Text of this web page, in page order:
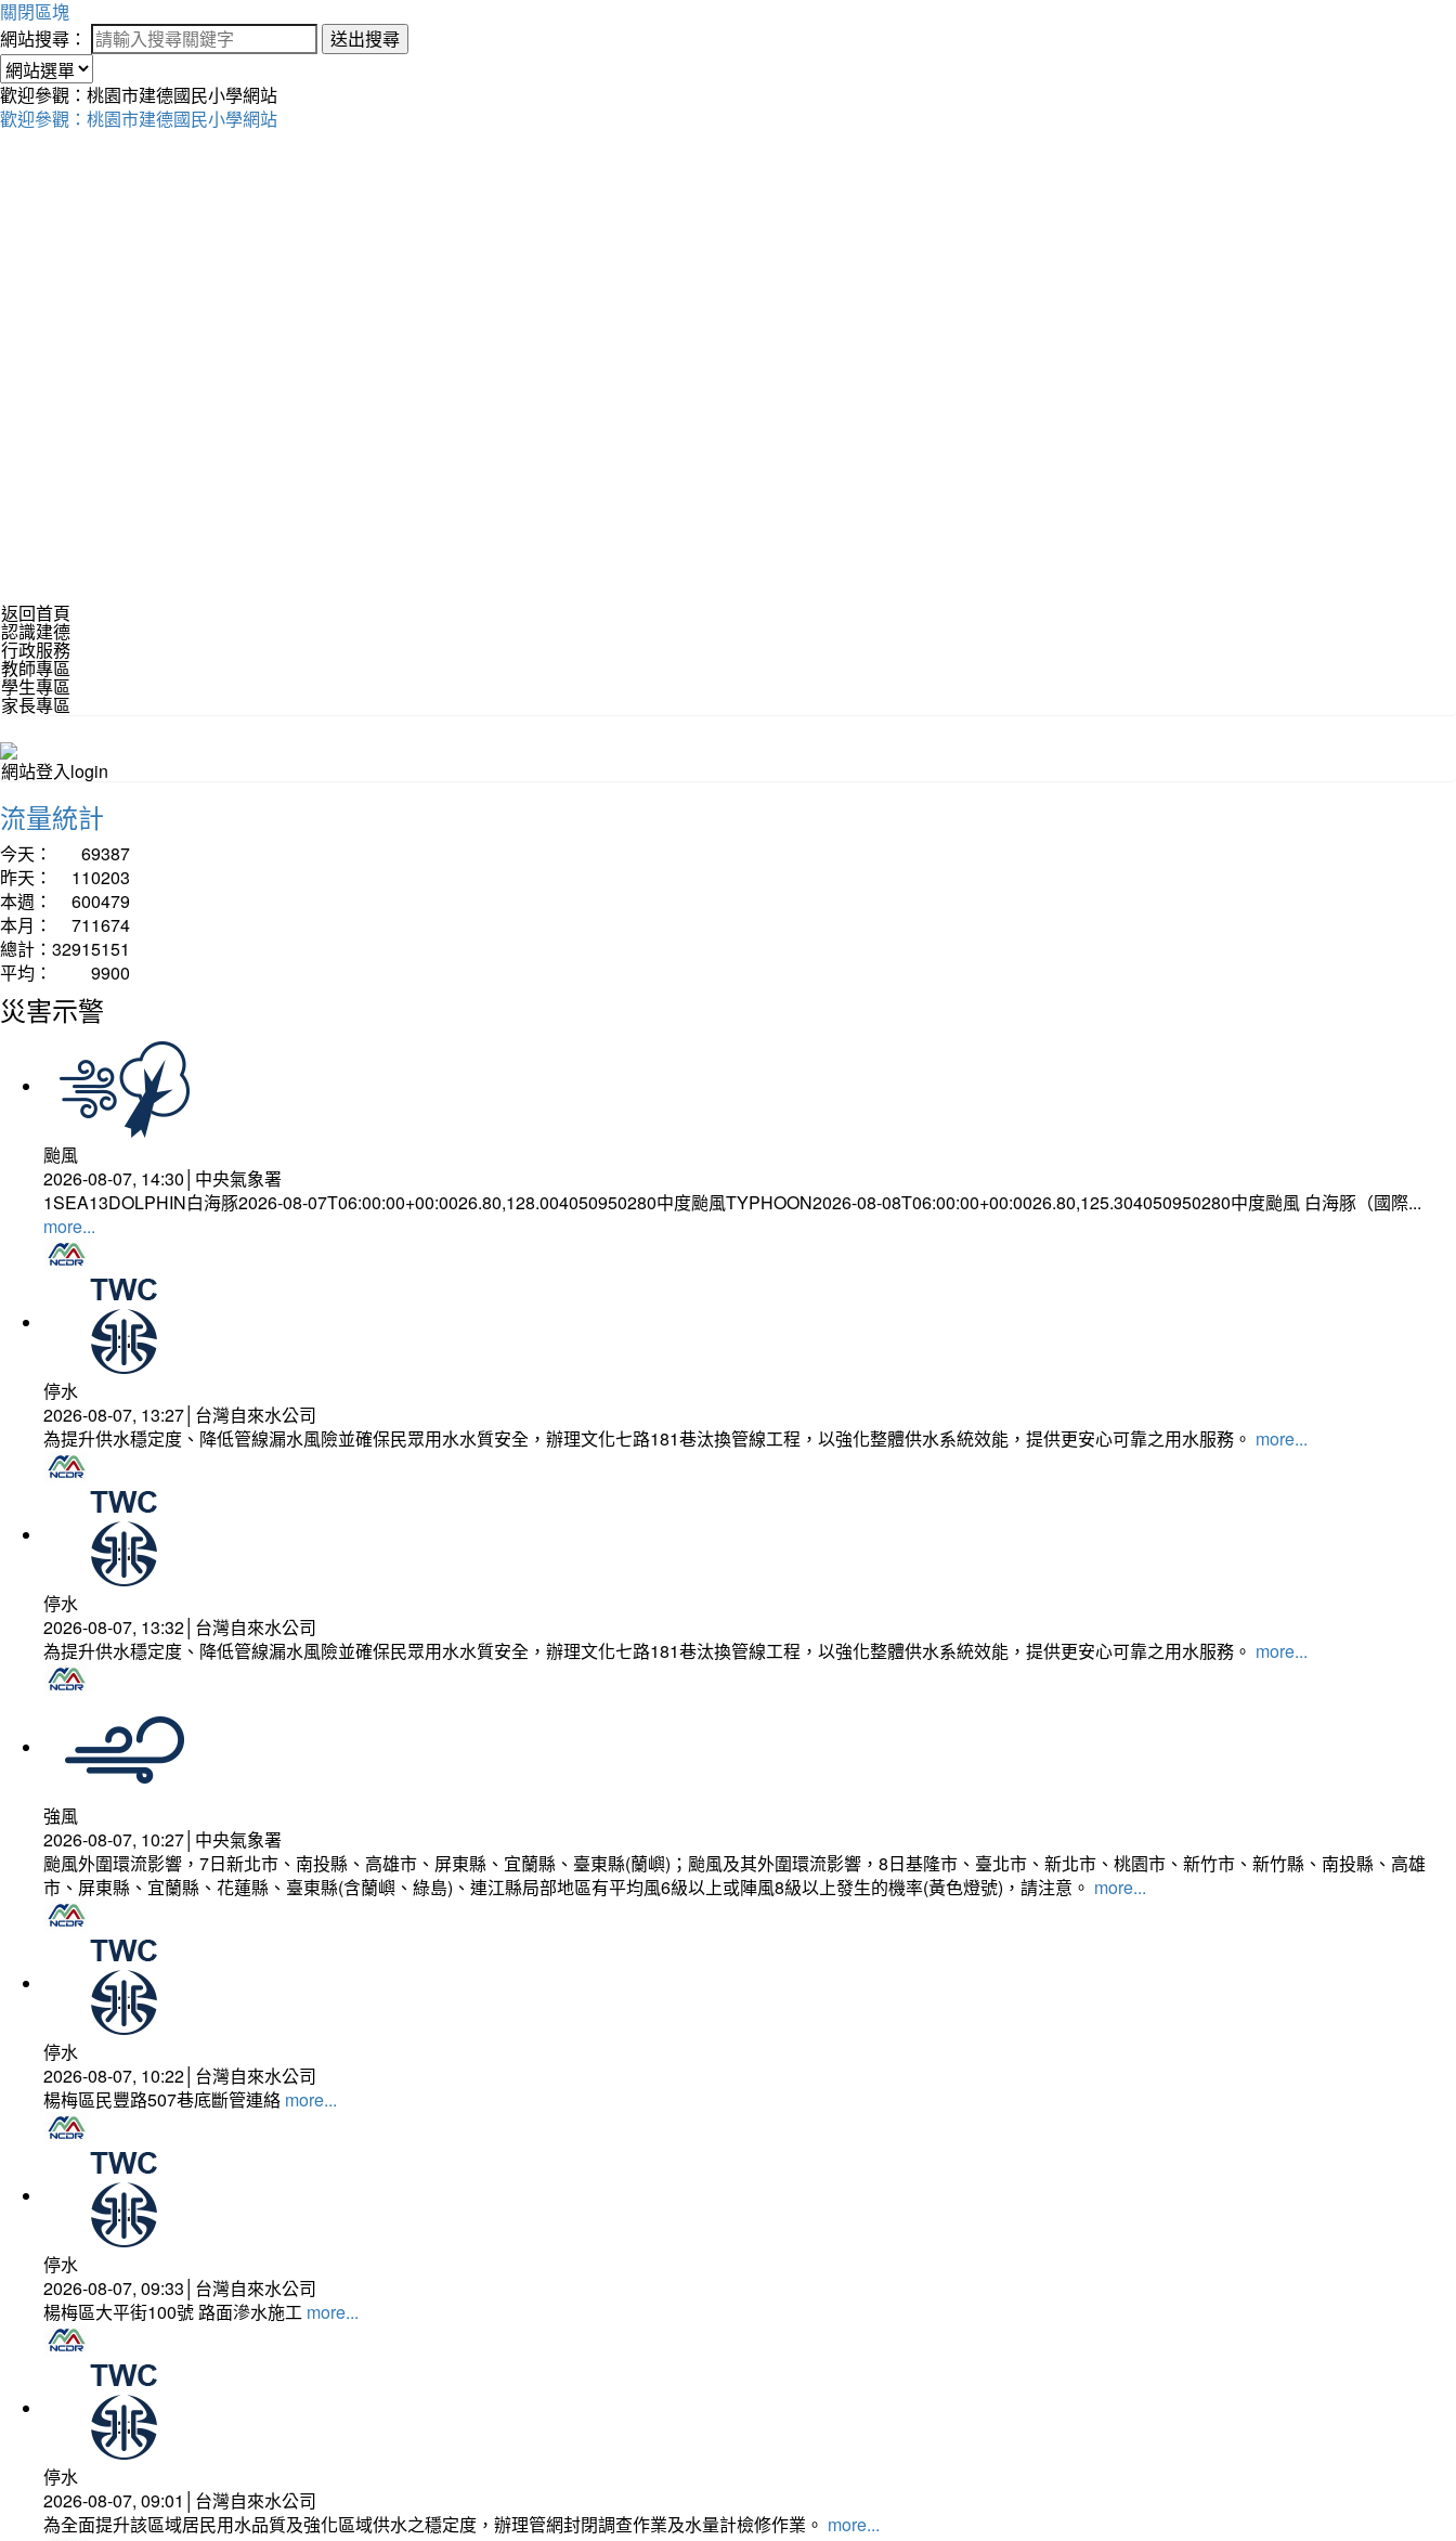
關閉區塊
網站搜尋：
送出搜尋
歡迎參觀：桃園市建德國民小學網站
歡迎參觀：桃園市建德國民小學網站
返回首頁
認識建德
行政服務
教師專區
學生專區
家長專區
網站登入login
流量統計
今天：
69387
昨天：
110203
本週：
600479
本月：
711674
總計： 32915151
平均：
9900
災害示警
颱風
2026-08-07, 14:30│中央氣象署
1SEA13DOLPHIN白海豚2026-08-07T06:00:00+00:0026.80,128.004050950280中度颱風TYPHOON2026-08-08T06:00:00+00:0026.80,125.304050950280中度颱風 白海豚（國際...
more...
停水
2026-08-07, 13:27│台灣自來水公司
為提升供水穩定度、降低管線漏水風險並確保民眾用水水質安全，辦理文化七路181巷汰換管線工程，以強化整體供水系統效能，提供更安心可靠之用水服務。 more...
停水
2026-08-07, 13:32│台灣自來水公司
為提升供水穩定度、降低管線漏水風險並確保民眾用水水質安全，辦理文化七路181巷汰換管線工程，以強化整體供水系統效能，提供更安心可靠之用水服務。 more...
強風
2026-08-07, 10:27│中央氣象署
颱風外圍環流影響，7日新北市、南投縣、高雄市、屏東縣、宜蘭縣、臺東縣(蘭嶼)；颱風及其外圍環流影響，8日基隆市、臺北市、新北市、桃園市、新竹市、新竹縣、南投縣、高雄
市、屏東縣、宜蘭縣、花蓮縣、臺東縣(含蘭嶼、綠島)、連江縣局部地區有平均風6級以上或陣風8級以上發生的機率(黃色燈號)，請注意。 more...
停水
2026-08-07, 10:22│台灣自來水公司
楊梅區民豐路507巷底斷管連絡 more...
停水
2026-08-07, 09:33│台灣自來水公司
楊梅區大平街100號 路面滲水施工 more...
停水
2026-08-07, 09:01│台灣自來水公司
為全面提升該區域居民用水品質及強化區域供水之穩定度，辦理管網封閉調查作業及水量計檢修作業。 more...